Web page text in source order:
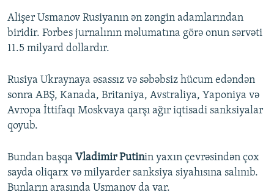
1080p
Alişer Usmanov Rusiyanın ən zəngin adamlarından
biridir. Forbes jurnalının məlumatına görə onun sərvəti
11.5 milyard dollardır.
Rusiya Ukraynaya əsassız və səbəbsiz hücum edəndən
sonra ABŞ, Kanada, Britaniya, Avstraliya, Yaponiya və
Avropa İttifaqı Moskvaya qarşı ağır iqtisadi sanksiyalar
qoyub.
Bundan başqa Vladimir Putinin yaxın çevrəsindən çox
sayda oliqarx və milyarder sanksiya siyahısına salınıb.
Bunların arasında Usmanov da var.